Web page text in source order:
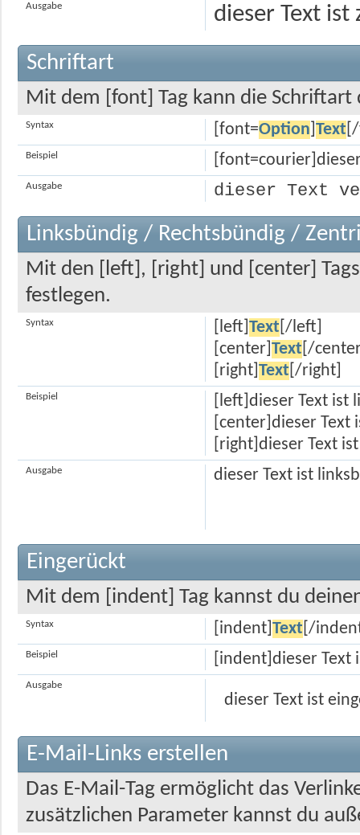
dieser Text
Ausgabe
Schriftart
Mit dem [font] Tag kann die Schriftart
[font=Option Text
Syntax
Beispiel
dieser Text
Ausgabe
Linksbündig / Rechtsbündig /
Mit den [left], [right] und [center]
festlegen.
[left] Text [/left]
[center] Text [/
[right] Text [/right]
Syntax
[left]dieser Text
[center]dieser
[right]dieser Text
Beispiel
dieser Text ist
Ausgabe
Eingerückt
Mit dem [indent] Tag kannst du
[indent] Text [/
Syntax
[indent]dieser
Beispiel
dieser Text ist
Ausgabe
E-Mail-Links erstellen
Das E-Mail-Tag ermöglicht das
zusätzlichen Parameter kannst du